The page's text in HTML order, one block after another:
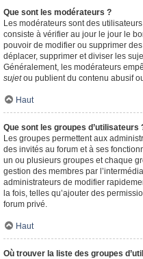
Que sont les modérateurs ?
Les modérateurs sont des
consiste à vérifier au jour le jour le
pouvoir de modifier ou supprimer
déplacer, supprimer et diviser les
Généralement, les modérateurs
sujetou publient du contenu abusif
Haut
Que sont les groupes d’utilisateurs
Les groupes permettent aux
des invités au forum et à ses
un ou plusieurs groupes et chaque
gestion des membres par
administrateurs de modifier
la fois, telles qu’ajouter des
forum privé.
Haut
Où trouver la liste des groupes